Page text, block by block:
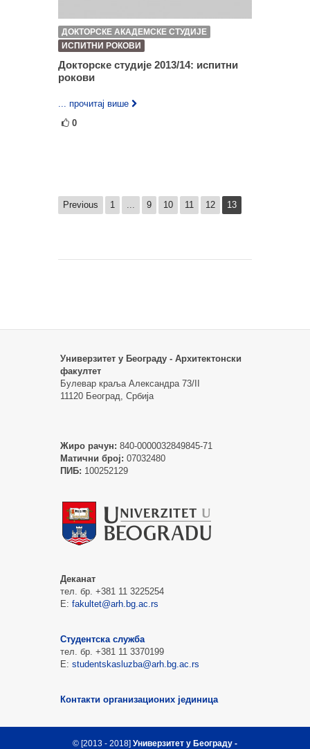
ДОКТОРСКЕ АКАДЕМСКЕ СТУДИЈЕ
ИСПИТНИ РОКОВИ
Докторске студије 2013/14: испитни
рокови
... прочитај више
0
Previous 1 ... 9 10 11 12 13
Универзитет у Београду - Архитектонски
факултет
Булевар краља Александра 73/II
11120 Београд, Србија
Жиро рачун: 840-0000032849845-71
Матични број: 07032480
ПИБ: 100252129
Деканат
тел. бр. +381 11 3225254
Е: fakultet@arh.bg.ac.rs
Студентска служба
тел. бр. +381 11 3370199
Е: studentskasluzba@arh.bg.ac.rs
Контакти организационих јединица
© [2013 - 2018] Универзитет у Београду -